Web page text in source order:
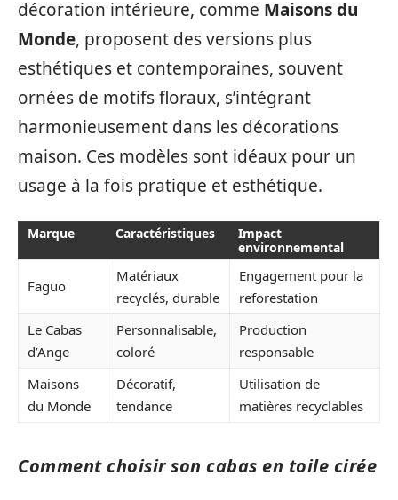
décoration intérieure, comme Maisons du
Monde, proposent des versions plus
esthétiques et contemporaines, souvent
ornées de motifs floraux, s’intégrant
harmonieusement dans les décorations
maison. Ces modèles sont idéaux pour un
usage à la fois pratique et esthétique.
Marque Caractéristiques
Impact
environnemental
Faguo
Matériaux
recyclés, durable
Engagement pour la
reforestation
Le Cabas
d’Ange
Personnalisable,
coloré
Production
responsable
Maisons
du Monde
Décoratif,
tendance
Utilisation de
matières recyclables
Comment choisir son cabas en toile cirée